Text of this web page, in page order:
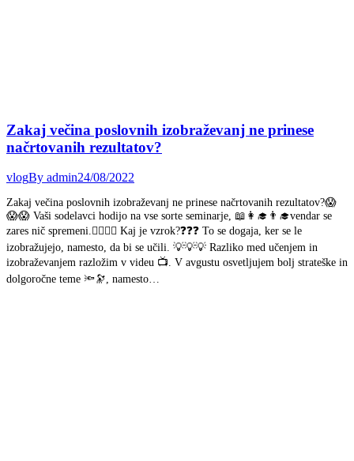
Zakaj večina poslovnih izobraževanj ne prinese
načrtovanih rezultatov?
vlogBy admin24/08/2022
Zakaj večina poslovnih izobraževanj ne prinese načrtovanih rezultatov?😱
😱😱 Vaši sodelavci hodijo na vse sorte seminarje, 📖👩‍🎓👨‍🎓vendar se
zares nič spremeni.🤷‍♀️🤷‍♂️ Kaj je vzrok?❓❓❓ To se dogaja, ker se le
izobražujejo, namesto, da bi se učili. 💡💡💡 Razliko med učenjem in
izobraževanjem razložim v videu 📺. V avgustu osvetljujem bolj strateške in
dolgoročne teme 🔦🔭, namesto…